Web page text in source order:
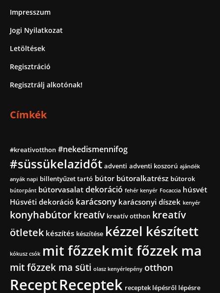
Impresszum
Jogi Nyilatkozat
Letöltések
Regisztráció
Regisztrálj alkotónak!
Címkék
#kreativotthon #nekedismennifog
#süssükelazidőt adventi adventi koszorú ajándék
anyák napi billentyűzet tartó bútor bútoralkatrész bútorok
bútorpánt bútorvasalat dekoráció fehér kenyér Focaccia húsvét
Húsvéti dekoráció karácsony karácsonyi díszek kenyér
konyhabútorkreatív kreatív otthon kreatív
ötletek készítés készítése kézzel készített
kókusz csók mit főzzekmit főzzek ma
mit főzzek ma süti olasz kenyérlepény otthon
ReceptReceptek receptek lépésről lépésre